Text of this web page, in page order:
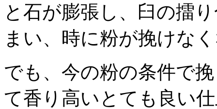
と石が膨張し、臼の擂
まい、時に粉が挽けな
でも、今の粉の条件で
て香り高いとても良い